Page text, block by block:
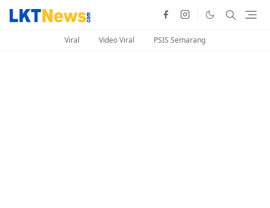
Viral Video Viral PSIS Semarang